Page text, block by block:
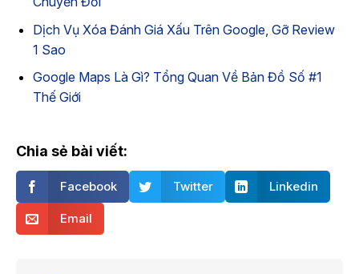
Dịch Vụ Xóa Đánh Giá Xấu Trên Google, Gỡ Review
1 Sao
Google Maps Là Gì? Tổng Quan Về Bản Đồ Số #1
Thế Giới
Chia sẻ bài viết:
Facebook Twitter Linkedin
Email